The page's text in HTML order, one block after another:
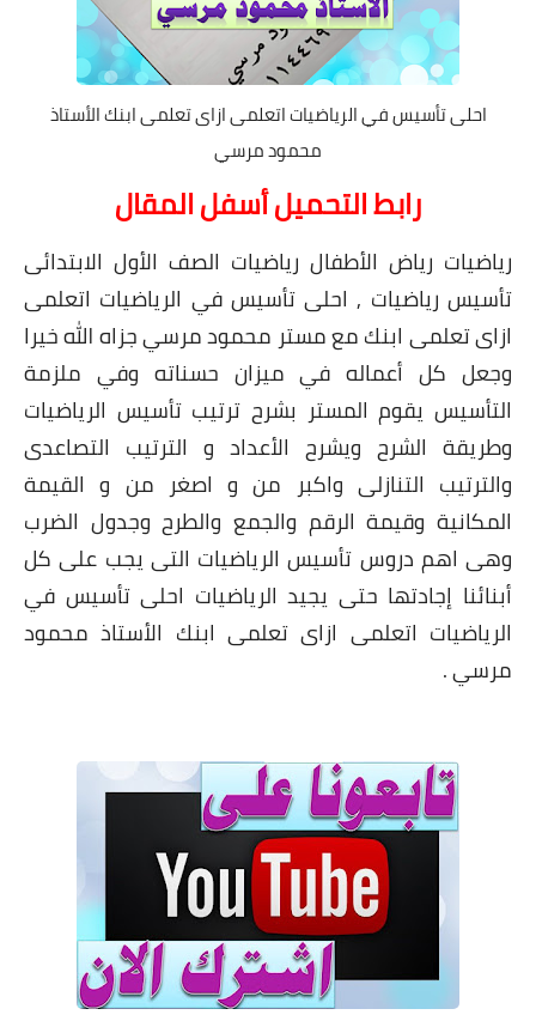
احلى تأسيس في الرياضيات اتعلمى ازاى تعلمى ابنك الأستاذ
محمود مرسي
رابط التحميل أسفل المقال
رياضيات رياض الأطفال رياضيات الصف الأول الابتدائى
تأسيس رياضيات , احلى تأسيس في الرياضيات اتعلمى
ازاى تعلمى ابنك مع مستر محمود مرسي جزاه الله خيرا
وجعل كل أعماله في ميزان حسناته وفي ملزمة
التأسيس يقوم المستر بشرح ترتيب تأسيس الرياضيات
وطريقة الشرح ويشرح الأعداد و الترتيب التصاعدى
والترتيب التنازلى واكبر من و اصغر من و القيمة
المكانية وقيمة الرقم والجمع والطرح وجدول الضرب
وهى اهم دروس تأسيس الرياضيات التى يجب على كل
أبنائنا إجادتها حتى يجيد الرياضيات احلى تأسيس في
الرياضيات اتعلمى ازاى تعلمى ابنك الأستاذ محمود
مرسي .